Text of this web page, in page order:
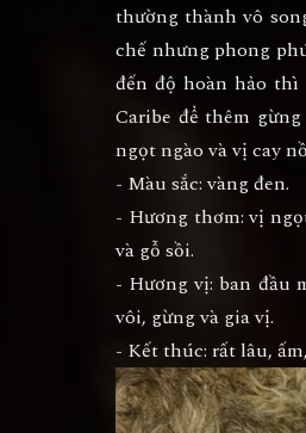
thường thành vô
chế nhưng phong
đến độ hoàn hảo
Caribe để thêm
ngọt ngào và vị cay
- Màu sắc: vàng đen.
- Hương thơm: vị
và gỗ sồi.
- Hương vị: ban đầu
vôi, gừng và gia vị.
- Kết thúc: rất lâu,